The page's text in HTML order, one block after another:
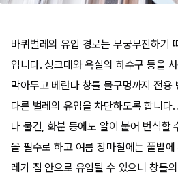
바퀴벌레의 유입 경로는 무궁무진하기
입니다. 싱크대와 욕실의 하수구 등을
막아두고 베란다 창틀 물구멍까지 전용
다른 벌레의 유입을 차단하도록 합니다
나 물건, 화분 등에도 알이 붙어 번식할
을 필수로 하고 여름 장마철에는 풀밭
레가 집 안으로 유입될 수 있으니 창틀